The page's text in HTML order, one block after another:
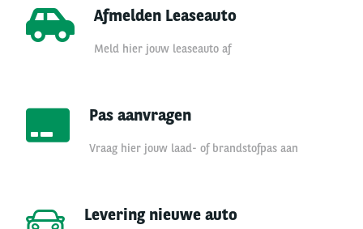
Afmelden Leaseauto
Meld hier jouw leaseauto af
Pas aanvragen
Vraag hier jouw laad- of brandstofpas aan
Levering nieuwe auto